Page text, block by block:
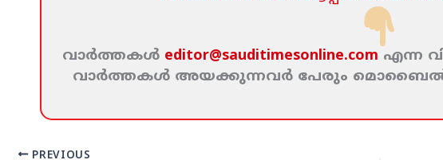
വാര്‍ത്തകള്‍ editor@sauditimesonline.com എന്ന
വാര്‍ത്തകള്‍ അയക്കുന്നവര്‍ പേരും മൊബൈല്‍
PREVIOUS